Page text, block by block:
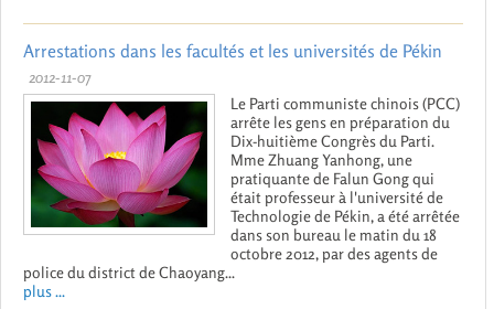
Arrestations dans les facultés et les universités de Pékin
2012-11-07
Le Parti communiste chinois (PCC)
arrête les gens en préparation du
Dix-huitième Congrès du Parti.
Mme Zhuang Yanhong, une
pratiquante de Falun Gong qui
était professeur à l'université de
Technologie de Pékin, a été arrêtée
dans son bureau le matin du 18
octobre 2012, par des agents de
police du district de Chaoyang...
plus ...